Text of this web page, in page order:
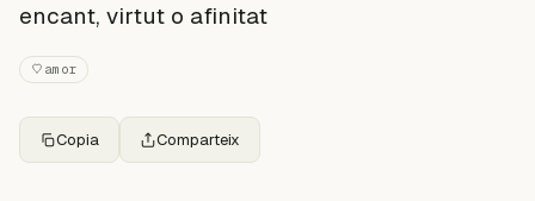
encant, virtut o afinitat
amor
Copia Comparteix